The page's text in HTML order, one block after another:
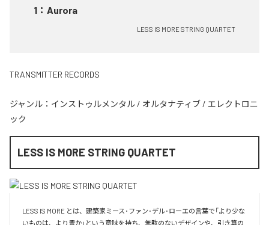
1 ： Aurora
LESS IS MORE STRING QUARTET
TRANSMITTER RECORDS
ジャンル： インストゥルメンタル / オルタナティブ / エレクトロニ
ック
LESS IS MORE STRING QUARTET
LESS IS MORE とは、建築家ミース･ファン･デル･ローエの言葉で「より少な
いものは、より豊か」という意味を持ち、無駄のないデザインや、引き算の